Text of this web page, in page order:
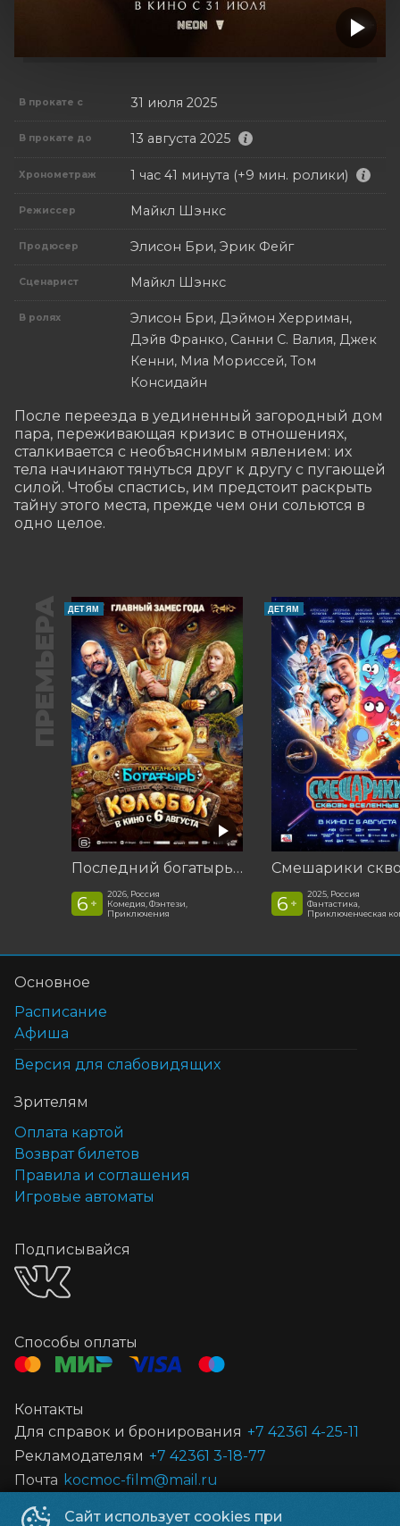
В прокате с 31 июля 2025
В прокате до 13 августа 2025
Хронометраж 1 час 41 минута (+9 мин. ролики)
Режиссер Майкл Шэнкс
Продюсер Элисон Бри, Эрик Фейг
Сценарист Майкл Шэнкс
В ролях
Элисон Бри, Дэймон Херриман,
Дэйв Франко, Санни С. Валия, Джек
Кенни, Миа Мориссей, Том
Консидайн
После переезда в уединенный загородный дом
пара, переживающая кризис в отношениях,
сталкивается с необъяснимым явлением: их
тела начинают тянуться друг к другу с пугающей
силой. Чтобы спастись, им предстоит раскрыть
тайну этого места, прежде чем они сольются в
одно целое.
ПРЕМЬЕРА ДЕТЯМ
Последний богатырь. Колобок
6 +
2026, Россия
Комедия, Фэнтези,
Приключения
ДЕТЯМ
6 +
2025, Россия
Фантастика,
Приключенческая
Сайт использует cookies при
Основное
Расписание
Афиша
Версия для слабовидящих
Зрителям
Оплата картой
Возврат билетов
Правила и соглашения
Игровые автоматы
Подписывайся
Способы оплаты
Контакты
Для справок и бронирования +7 42361 4-25-11
Рекламодателям +7 42361 3-18-77
Почта kocmoc-film@mail.ru